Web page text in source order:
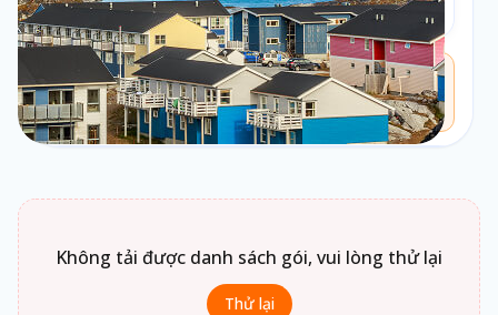
Theo ngày
Chưa biết chọn loại gói nào?
Bấm vàoLoại góiđể xem gợi ý phù hợp theo nhu cầu sử
dụng.
Không tải được danh sách gói, vui lòng thử lại
Thử lại